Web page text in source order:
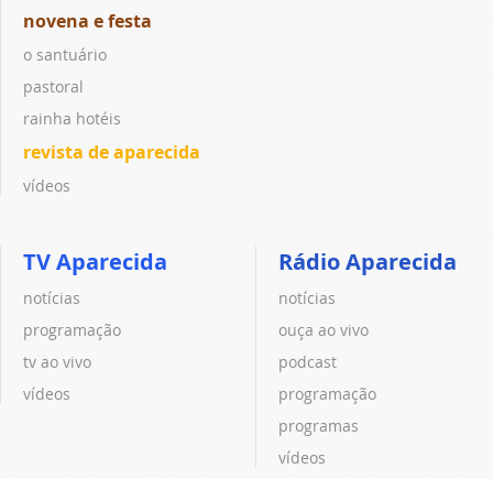
novena e festa
o santuário
pastoral
rainha hotéis
revista de aparecida
vídeos
TV Aparecida
notícias
programação
tv ao vivo
vídeos
Rádio Aparecida
notícias
ouça ao vivo
podcast
programação
programas
vídeos